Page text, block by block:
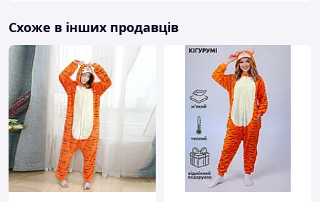
Схоже в інших продавців